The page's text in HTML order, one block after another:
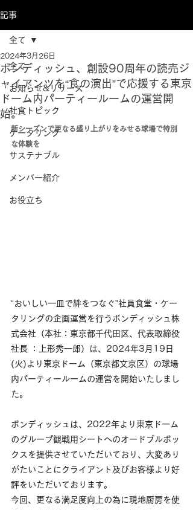
記事
全て
お知らせ&リリース
社食トピック
ケータリング
サステナブル
メンバー紹介
お役立ち
全て
ボンディッシュ、創設90周年の読売ジ
ャイアンツを“食の演出”で応援する東京
ドーム内パーティールームの運営開
始。
2024年3月26日
新シーズンで更なる盛り上がりをみせる球場で特別
な体験を
“おいしい一皿で絆をつなぐ”社員食堂・ケー
タリングの企画運営を行うボンディッシュ株
式会社（本社：東京都千代田区、代表取締役
社長 ：上形秀一郎）は、2024年3月19日
(火)より東京ドーム（東京都文京区）の球場
内パーティールームの運営を開始いたしまし
た。
ボンディッシュは、2022年より東京ドーム
のグループ観戦用シートへのオードブルボッ
クスを提供させていただいており、大変あり
がたいことにクライアント及びお客様より好
評をいただいております。
今回、更なる満足度向上の為に現地厨房を使